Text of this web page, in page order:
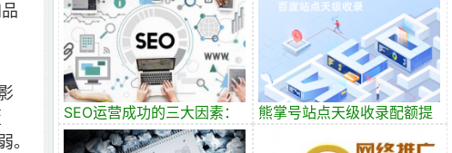
。
SEO运营成功的三大因素：
策略、执行力、时间
熊掌号站点天级收录配额提